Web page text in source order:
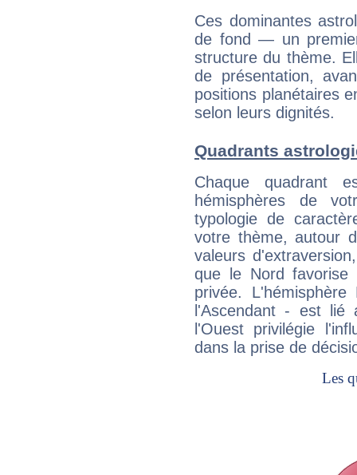
Ces dominantes
de fond — un
structure du thème.
de présentation,
positions planétaires
selon leurs dignités.
Quadrants
Chaque quadrant
hémisphères de
typologie de
votre thème, autour
valeurs
que le Nord favorise
privée.
l'Ascendant - est
l'Ouest privilégie
dans la prise de